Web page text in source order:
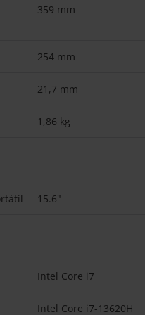
359 mm
254 mm
21,7 mm
1,86 kg
15.6"
Intel Core i7
Intel Core i7-13620H